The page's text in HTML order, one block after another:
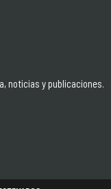
noticias y publicaciones.